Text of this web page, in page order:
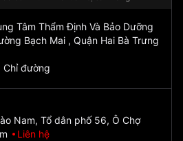
Tâm Thẩm Định Và Bảo Dưỡng
Bạch Mai , Quận Hai Bà Trưng
Chỉ đường
Nam, Tổ dân phố 56, Ô Chợ
Liên hệ